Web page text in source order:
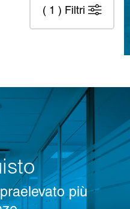
( 1 ) Filtri
più